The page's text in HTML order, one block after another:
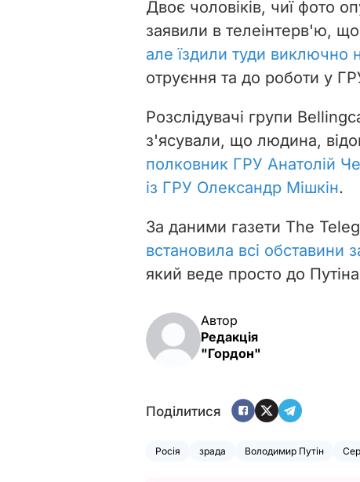
Двоє чоловіків, чиї фото
заявили в телеінтерв'ю,
але їздили туди виключно
отруєння та до роботи у
Розслідувачі групи
з'ясували, що людина,
полковник ГРУ Анатолій
із ГРУ Олександр Мішкін.
За даними газети The
встановила всі обставини
який веде просто до
Автор
Редакція
"Гордон"
Поділитися
Росія зрада Володимир Путін